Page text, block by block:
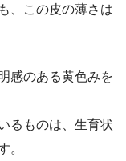
、この皮の薄さは
感のある黄色みを
るものは、生育状
。